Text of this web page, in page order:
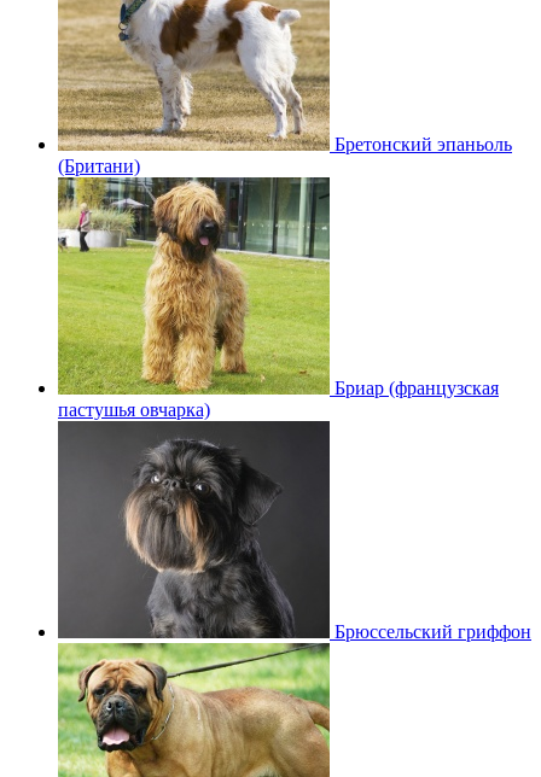
Бретонский эпаньоль
(Британи)
Бриар (французская
пастушья овчарка)
Брюссельский гриффон